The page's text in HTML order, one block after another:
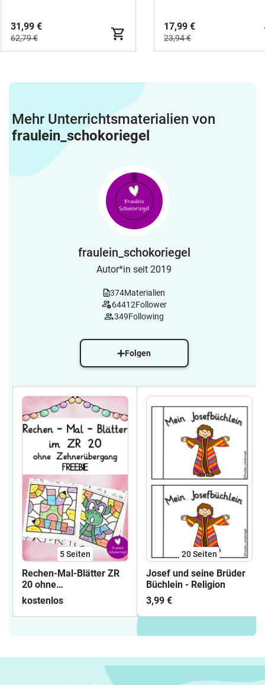
31,99 €
62,79 €
17,99 €
23,94 €
Mehr Unterrichtsmaterialien von
fraulein_schokoriegel
fraulein_schokoriegel
Autor*in seit 2019
374Materialien
64412Follower
349Following
Folgen
5Seiten
Rechen-Mal-Blätter ZR
20 ohne
Zehnerübergang
kostenlos
20Seiten
Josef und seine Brüder
Büchlein - Religion
3,99 €